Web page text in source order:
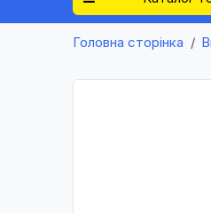
Головна сторінка